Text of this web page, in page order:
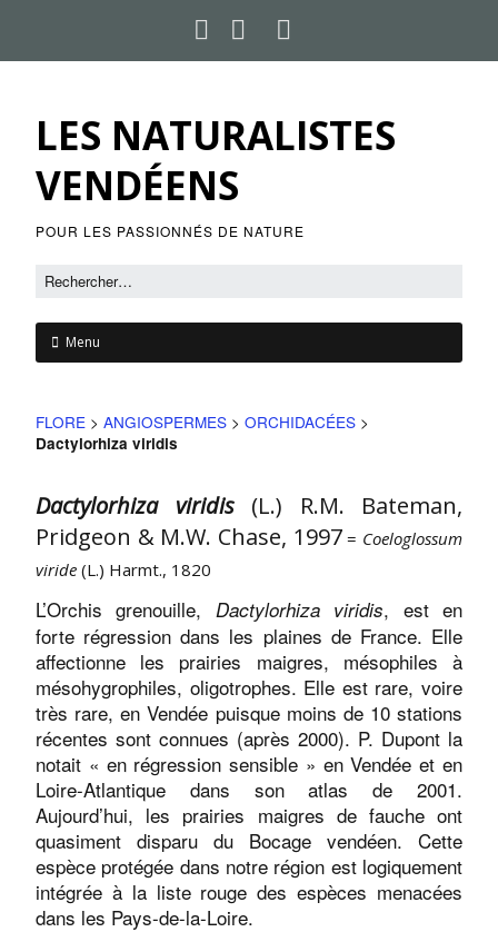
LES NATURALISTES
VENDÉENS
POUR LES PASSIONNÉS DE NATURE
Menu
FLORE > ANGIOSPERMES > ORCHIDACÉES >
Dactylorhiza viridis
Dactylorhiza viridis(L.) R.M. Bateman,
Pridgeon & M.W. Chase, 1997= Coeloglossum
viride (L.) Harmt., 1820
L’Orchis grenouille, Dactylorhiza viridis, est en
forte régression dans les plaines de France. Elle
affectionne les prairies maigres, mésophiles à
mésohygrophiles, oligotrophes. Elle est rare, voire
très rare, en Vendée puisque moins de 10 stations
récentes sont connues (après 2000). P. Dupont la
notait « en régression sensible » en Vendée et en
Loire-Atlantique dans son atlas de 2001.
Aujourd’hui, les prairies maigres de fauche ont
quasiment disparu du Bocage vendéen. Cette
espèce protégée dans notre région est logiquement
intégrée à la liste rouge des espèces menacées
dans les Pays-de-la-Loire.